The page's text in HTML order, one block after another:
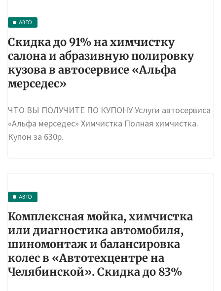
АВТО
Скидка до 91% на химчистку
салона и абразивную полировку
кузова в автосервисе «Альфа
мерседес»
ЧТО ВЫ ПОЛУЧИТЕ ПО КУПОНУ Услуги автосервиса
«Альфа мерседес» Химчистка Полная химчистка.
Купон за 630р.
АВТО
Комплексная мойка, химчистка
или диагностика автомобиля,
шиномонтаж и балансировка
колес в «Автотехцентре на
Челябинской». Скидка до 83%